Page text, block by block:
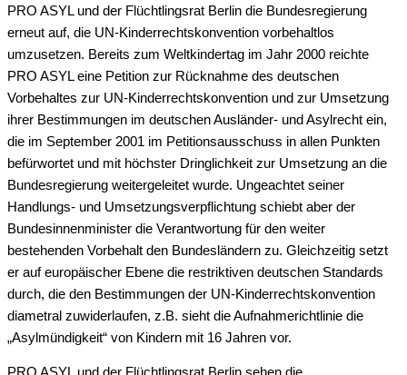
PRO ASYL und der Flüchtlingsrat Berlin die Bundesregierung
erneut auf, die UN-Kinderrechtskonvention vorbehaltlos
umzusetzen. Bereits zum Weltkindertag im Jahr 2000 reichte
PRO ASYL eine Petition zur Rücknahme des deutschen
Vorbehaltes zur UN-Kinderrechtskonvention und zur Umsetzung
ihrer Bestimmungen im deutschen Ausländer- und Asylrecht ein,
die im September 2001 im Petitionsausschuss in allen Punkten
befürwortet und mit höchster Dringlichkeit zur Umsetzung an die
Bundesregierung weitergeleitet wurde. Ungeachtet seiner
Handlungs- und Umsetzungsverpflichtung schiebt aber der
Bundesinnenminister die Verantwortung für den weiter
bestehenden Vorbehalt den Bundesländern zu. Gleichzeitig setzt
er auf europäischer Ebene die restriktiven deutschen Standards
durch, die den Bestimmungen der UN-Kinderrechtskonvention
diametral zuwiderlaufen, z.B. sieht die Aufnahmerichtlinie die
„Asylmündigkeit“ von Kindern mit 16 Jahren vor.